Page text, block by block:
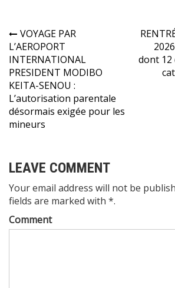
Navigation
de
l’article
VOYAGE PAR
L’AEROPORT
INTERNATIONAL
PRESIDENT MODIBO
KEITA-SENOU :
L’autorisation parentale
désormais exigée pour les
mineurs
dont 12
LEAVE COMMENT
Your email address will not be
fields are marked with *.
Comment